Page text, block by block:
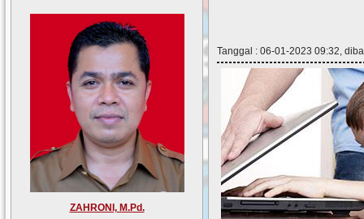
ZAHRONI, M.Pd.
Tanggal : 06-01-2023 09:32,